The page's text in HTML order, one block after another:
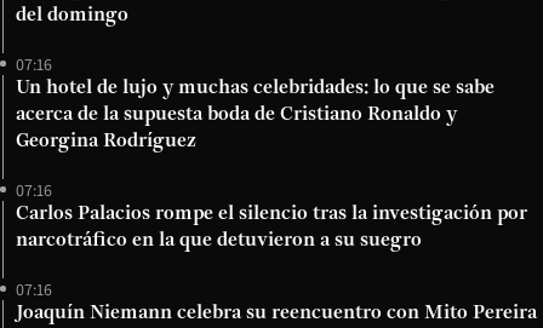
del domingo
07:16
Un hotel de lujo y muchas celebridades: lo que se sabe
acerca de la supuesta boda de Cristiano Ronaldo y
Georgina Rodríguez
07:16
Carlos Palacios rompe el silencio tras la investigación por
narcotráfico en la que detuvieron a su suegro
07:16
Joaquín Niemann celebra su reencuentro con Mito Pereira